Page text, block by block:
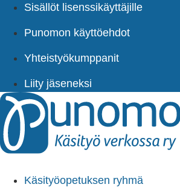
Sisällöt lisenssikäyttäjille
Punomon käyttöehdot
Yhteistyökumppanit
Liity jäseneksi
Käsityöopetuksen ryhmä